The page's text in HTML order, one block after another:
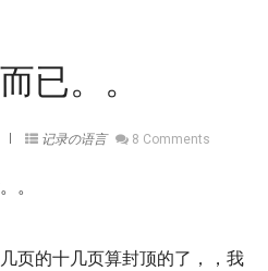
已。。
记录の语言 8 Comments
。
页的十几页算封顶的了，，我